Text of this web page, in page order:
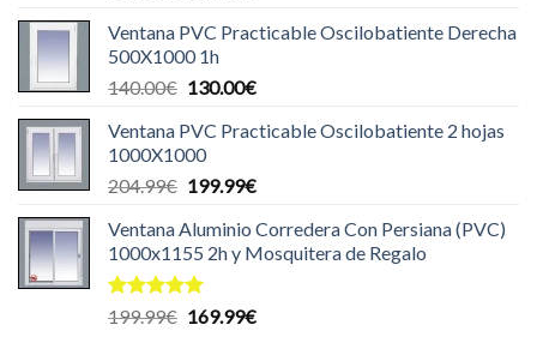
original
era:
140.00€.
actual
135.00€.
Ventana PVC Practicable Oscilobatiente Derecha
500X1000 1h
140.00€ El
original
era:
140.00€.
130.00€El
actual
130.00€.
Ventana PVC Practicable Oscilobatiente 2 hojas
1000X1000
204.99€ El
original
era:
204.99€.
199.99€El
actual
es:
Ventana Aluminio Corredera Con Persiana (PVC)
1000x1155 2h y Mosquitera de Regalo
Valorado
199.99€ El
169.99€El